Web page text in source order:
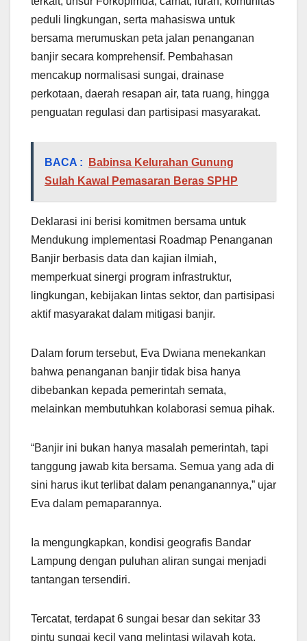
peduli lingkungan, serta mahasiswa untuk
bersama merumuskan peta jalan penanganan
banjir secara komprehensif. Pembahasan
mencakup normalisasi sungai, drainase
perkotaan, daerah resapan air, tata ruang, hingga
penguatan regulasi dan partisipasi masyarakat.
BACA :
Babinsa Kelurahan Gunung
Sulah Kawal Pemasaran Beras SPHP
Deklarasi ini berisi komitmen bersama untuk
Mendukung implementasi Roadmap Penanganan
Banjir berbasis data dan kajian ilmiah,
memperkuat sinergi program infrastruktur,
lingkungan, kebijakan lintas sektor, dan partisipasi
aktif masyarakat dalam mitigasi banjir.
Dalam forum tersebut, Eva Dwiana menekankan
bahwa penanganan banjir tidak bisa hanya
dibebankan kepada pemerintah semata,
melainkan membutuhkan kolaborasi semua pihak.
“Banjir ini bukan hanya masalah pemerintah, tapi
tanggung jawab kita bersama. Semua yang ada di
sini harus ikut terlibat dalam penanganannya,” ujar
Eva dalam pemaparannya.
Ia mengungkapkan, kondisi geografis Bandar
Lampung dengan puluhan aliran sungai menjadi
tantangan tersendiri.
Tercatat, terdapat 6 sungai besar dan sekitar 33
pintu sungai kecil yang melintasi wilayah kota,